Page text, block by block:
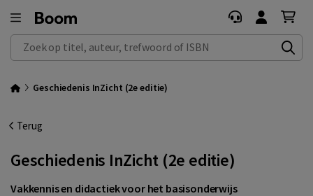
Zoek op titel, auteur, trefwoord of ISBN
Geschiedenis InZicht (2e editie)
Terug
Geschiedenis InZicht (2e editie)
Vakkennis en didactiek voor het basisonderwijs